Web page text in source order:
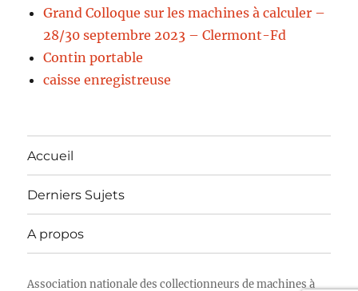
Grand Colloque sur les machines à calculer –
28/30 septembre 2023 – Clermont-Fd
Contin portable
caisse enregistreuse
Accueil
Derniers Sujets
A propos
Association nationale des collectionneurs de machines à